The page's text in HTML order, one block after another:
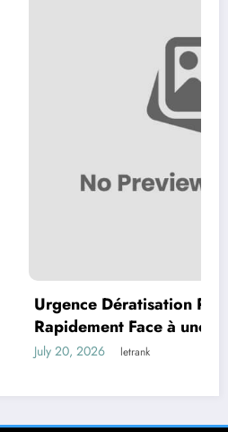
Paris : Comment
Face à une Infestation de
letrank